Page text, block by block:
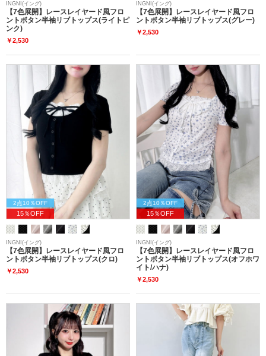
INGNI(イング)
【7色展開】レースレイヤード風フロ
ントボタン半袖リブトップス(ライトピ
ンク)
￥2,530
INGNI(イング)
【7色展開】レースレイヤード風フロ
ントボタン半袖リブトップス(グレー)
￥2,530
2点10％OFF
15％OFF
INGNI(イング)
【7色展開】レースレイヤード風フロ
ントボタン半袖リブトップス(クロ)
￥2,530
2点10％OFF
15％OFF
INGNI(イング)
【7色展開】レースレイヤード風フロ
ントボタン半袖リブトップス(オフホワ
イト/ハナ)
￥2,530